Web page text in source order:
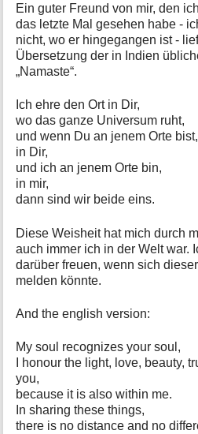
Ein guter Freund von mir, den
das letzte Mal gesehen habe -
nicht, wo er hingegangen ist -
Übersetzung der in Indien
„Namaste“.
Ich ehre den Ort in Dir,
wo das ganze Universum ruht,
und wenn Du an jenem Orte bist,
in Dir,
und ich an jenem Orte bin,
in mir,
dann sind wir beide eins.
Diese Weisheit hat mich durch
auch immer ich in der Welt war.
darüber freuen, wenn sich
melden könnte.
And the english version:
My soul recognizes your soul,
I honour the light, love, beauty,
you,
because it is also within me.
In sharing these things,
there is no distance and no